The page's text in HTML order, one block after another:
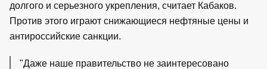
долгого и серьезного укрепления, считает Кабаков.
Против этого играют снижающиеся нефтяные цены и
антироссийские санкции.
"Даже наше правительство не заинтересовано